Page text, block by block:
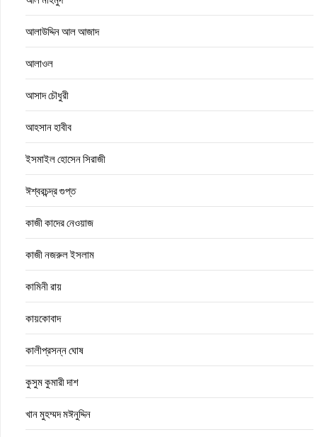
আলাউদ্দিন আল আজাদ
আলাওল
আসাদ চৌধুরী
আহসান হাবীব
ইসমাইল হোসেন সিরাজী
ঈশ্বরচন্দ্র গুপ্ত
কাজী কাদের নেওয়াজ
কাজী নজরুল ইসলাম
কামিনী রায়
কায়কোবাদ
কালীপ্রসন্ন ঘোষ
কুসুম কুমারী দাশ
খান মুহম্মদ মঈনুদ্দিন